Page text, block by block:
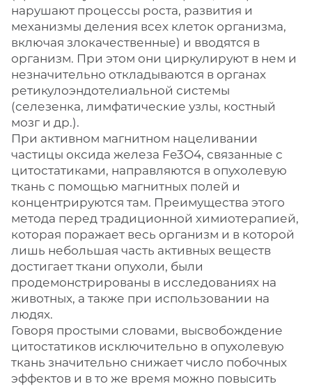
нарушают процессы роста, развития и
механизмы деления всех клеток организма,
включая злокачественные) и вводятся в
организм. При этом они циркулируют в нем и
незначительно откладываются в органах
ретикулоэндотелиальной системы
(селезенка, лимфатические узлы, костный
мозг и др.).
При активном магнитном нацеливании
частицы оксида железа Fe3O4, связанные с
цитостатиками, направляются в опухолевую
ткань с помощью магнитных полей и
концентрируются там. Преимущества этого
метода перед традиционной химиотерапией,
которая поражает весь организм и в которой
лишь небольшая часть активных веществ
достигает ткани опухоли, были
продемонстрированы в исследованиях на
животных, а также при использовании на
людях.
Говоря простыми словами, высвобождение
цитостатиков исключительно в опухолевую
ткань значительно снижает число побочных
эффектов и в то же время можно повысить